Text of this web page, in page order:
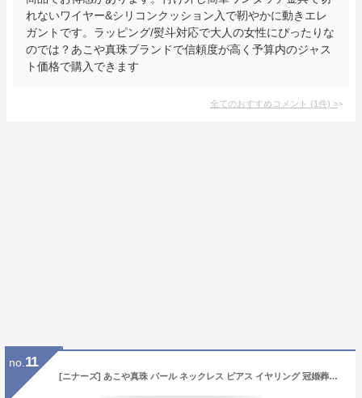
れないワイヤー&シリコンクッション入で靭やかに動きエレ
ガントです。ラッピング/熨斗対応で大人の女性にぴったりな
のでは？あこや真珠ブランドで信頼度が高く予算内のジャス
ト価格で購入できます
全てのおすすめコメント (1件) >
no. 11
[ニナーズ] あこや真珠 パール ネックレス ピアス イヤリング 冠婚葬祭用 セット 保証書 ケース アコヤ真珠 本真珠 ホワイト アクセサリー フォーマル 8mm (ネックレス【44cm】, クラスプ【A(ビーンズ)】＆ピアス)